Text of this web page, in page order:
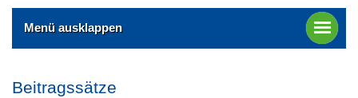
Menü ausklappen
Beitragssätze